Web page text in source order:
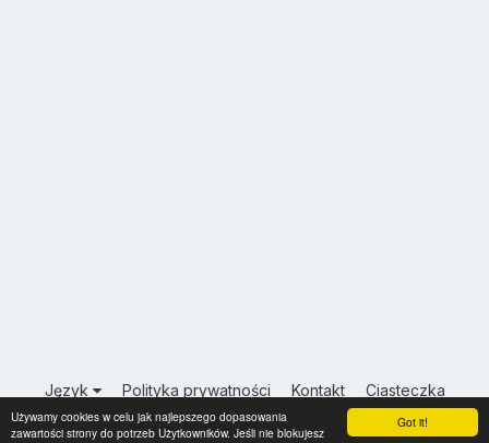
Got it!
Używamy cookies w celu jak najlepszego dopasowania
zawartości strony do potrzeb Użytkowników. Jeśli nie blokujesz
Język Polityka prywatności Kontakt Ciasteczka
USA.INFO.PL
Powered by Invision Community